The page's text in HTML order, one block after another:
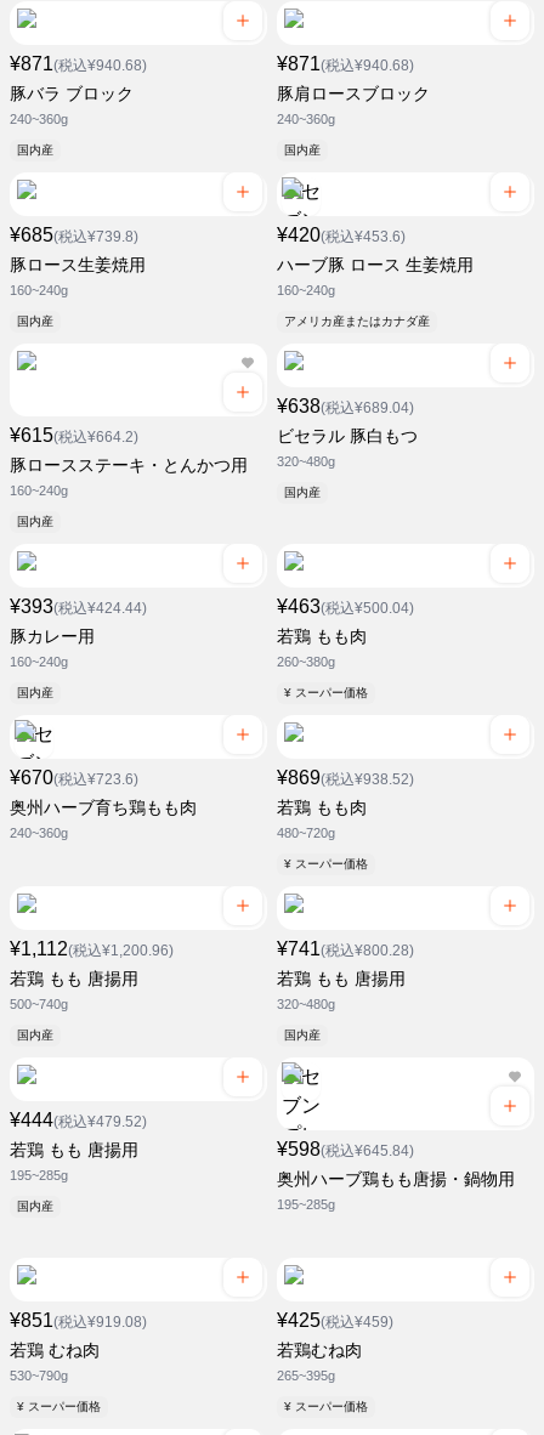
¥871(税込¥940.68)
豚バラ ブロック
240~360g
国内産
¥871(税込¥940.68)
豚肩ロースブロック
240~360g
国内産
¥685(税込¥739.8)
豚ロース生姜焼用
160~240g
国内産
¥420(税込¥453.6)
ハーブ豚 ロース 生姜焼用
160~240g
アメリカ産またはカナダ産
¥615(税込¥664.2)
豚ロースステーキ・とんかつ用
160~240g
国内産
¥638(税込¥689.04)
ビセラル 豚白もつ
320~480g
国内産
¥393(税込¥424.44)
豚カレー用
160~240g
国内産
¥463(税込¥500.04)
若鶏 もも肉
260~380g
¥ スーパー価格
¥670(税込¥723.6)
奥州ハーブ育ち鶏もも肉
240~360g
¥869(税込¥938.52)
若鶏 もも肉
480~720g
¥ スーパー価格
¥1,112(税込¥1,200.96)
若鶏 もも 唐揚用
500~740g
国内産
¥741(税込¥800.28)
若鶏 もも 唐揚用
320~480g
国内産
¥444(税込¥479.52)
若鶏 もも 唐揚用
195~285g
国内産
¥598(税込¥645.84)
奥州ハーブ鶏もも唐揚・鍋物用
195~285g
¥851(税込¥919.08)
若鶏 むね肉
530~790g
¥ スーパー価格
¥425(税込¥459)
若鶏むね肉
265~395g
¥ スーパー価格